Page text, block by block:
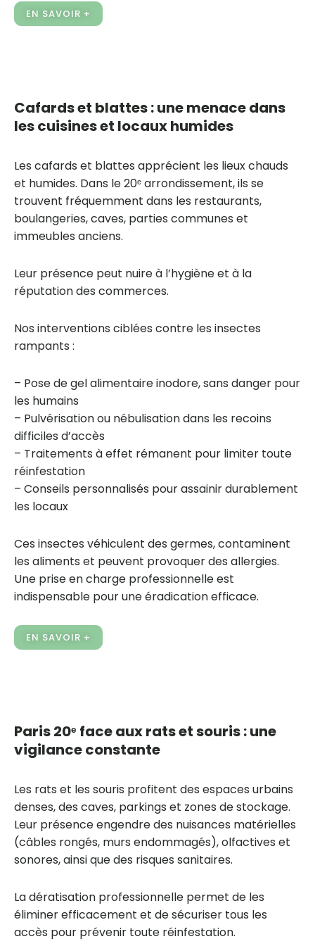
EN SAVOIR +
Cafards et blattes : une menace dans
les cuisines et locaux humides
Les cafards et blattes apprécient les lieux chauds
et humides. Dans le 20ᵉ arrondissement, ils se
trouvent fréquemment dans les restaurants,
boulangeries, caves, parties communes et
immeubles anciens.
Leur présence peut nuire à l’hygiène et à la
réputation des commerces.
Nos interventions ciblées contre les insectes
rampants :
– Pose de gel alimentaire inodore, sans danger pour
les humains
– Pulvérisation ou nébulisation dans les recoins
difficiles d’accès
– Traitements à effet rémanent pour limiter toute
réinfestation
– Conseils personnalisés pour assainir durablement
les locaux
Ces insectes véhiculent des germes, contaminent
les aliments et peuvent provoquer des allergies.
Une prise en charge professionnelle est
indispensable pour une éradication efficace.
EN SAVOIR +
Paris 20ᵉ face aux rats et souris : une
vigilance constante
Les rats et les souris profitent des espaces urbains
denses, des caves, parkings et zones de stockage.
Leur présence engendre des nuisances matérielles
(câbles rongés, murs endommagés), olfactives et
sonores, ainsi que des risques sanitaires.
La dératisation professionnelle permet de les
éliminer efficacement et de sécuriser tous les
accès pour prévenir toute réinfestation.